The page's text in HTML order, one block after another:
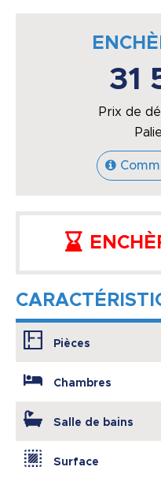
31
Prix de
Pièces
Chambres
Salle de bains
Surface